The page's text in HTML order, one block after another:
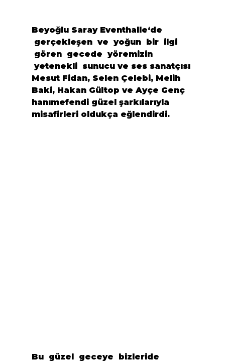
Beyoğlu Saray Eventhalle‘de
gerçekleşen  ve  yoğun  bir  ilgi
gören  gecede  yöremizin
yetenekli  sunucu ve ses sanatçısı
Mesut Fidan, Selen Çelebi, Melih
Baki, Hakan Gültop ve Ayçe Genç
hanımefendi güzel şarkılarıyla
misafirleri oldukça eğlendirdi.
Bu  güzel  geceye  bizleride